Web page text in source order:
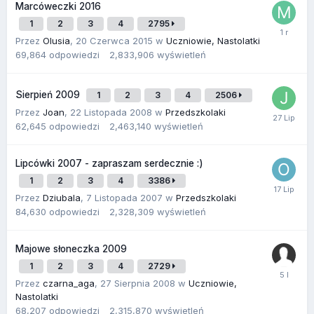
Marcóweczki 2016
1 2 3 4 2795
Przez Olusia, 20 Czerwca 2015 w Uczniowie, Nastolatki
69,864 odpowiedzi 2,833,906 wyświetleń
Sierpień 2009 1 2 3 4 2506
Przez Joan, 22 Listopada 2008 w Przedszkolaki
62,645 odpowiedzi 2,463,140 wyświetleń
Lipcówki 2007 - zapraszam serdecznie :)
1 2 3 4 3386
Przez Dziubala, 7 Listopada 2007 w Przedszkolaki
84,630 odpowiedzi 2,328,309 wyświetleń
Majowe słoneczka 2009
1 2 3 4 2729
Przez czarna_aga, 27 Sierpnia 2008 w Uczniowie,
Nastolatki
68,207 odpowiedzi 2,315,870 wyświetleń